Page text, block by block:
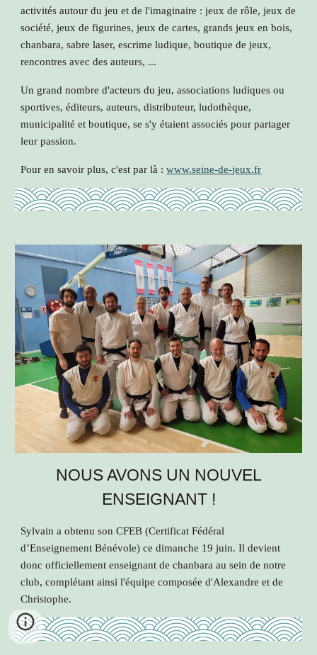
activités autour du jeu et de l'imaginaire : jeux de rôle, jeux de
société, jeux de figurines, jeux de cartes, grands jeux en bois,
chanbara, sabre laser, escrime ludique, boutique de jeux,
rencontres avec des auteurs, ...
Un grand nombre d'acteurs du jeu, associations ludiques ou
sportives, éditeurs, auteurs, distributeur, ludothèque,
municipalité et boutique, se s'y étaient associés pour partager
leur passion.
Pour en savoir plus, c'est par là :www.seine-de-jeux.fr
NOUS AVONS UN NOUVEL
ENSEIGNANT !
Sylvain a obtenu son CFEB (Certificat Fédéral
d’Enseignement Bénévole) ce dimanche 19 juin. Il devient
donc officiellement enseignant de chanbara au sein de notre
club, complétant ainsi l'équipe composée d'Alexandre et de
Christophe.